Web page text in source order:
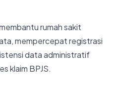
rumah sakit
mempercepat registrasi
data administratif
klaim BPJS.